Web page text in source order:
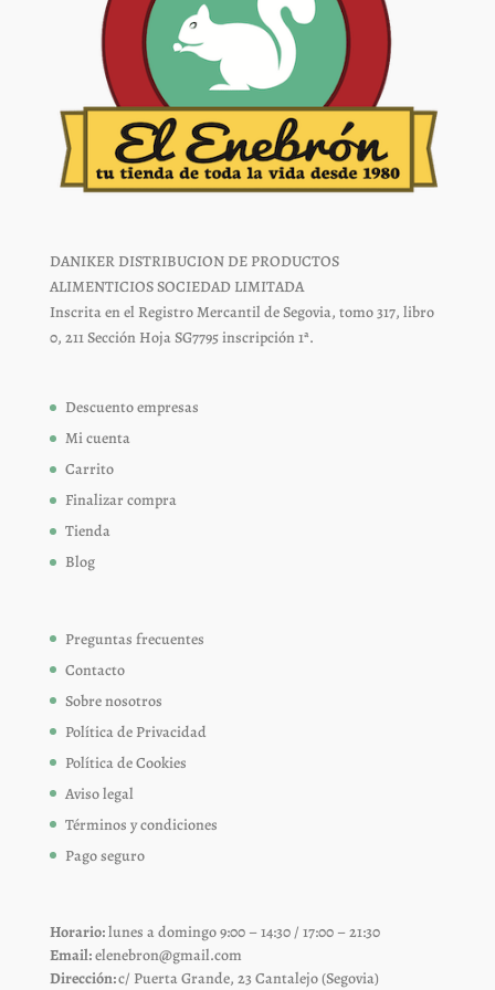
DANIKER DISTRIBUCION DE PRODUCTOS
ALIMENTICIOS SOCIEDAD LIMITADA
Inscrita en el Registro Mercantil de Segovia, tomo 317, libro
0, 211 Sección Hoja SG7795 inscripción 1ª.
Descuento empresas
Mi cuenta
Carrito
Finalizar compra
Tienda
Blog
Preguntas frecuentes
Contacto
Sobre nosotros
Política de Privacidad
Política de Cookies
Aviso legal
Términos y condiciones
Pago seguro
Horario:lunes a domingo 9:00 – 14:30 / 17:00 – 21:30
Email:elenebron@gmail.com
Dirección:c/ Puerta Grande, 23 Cantalejo (Segovia)